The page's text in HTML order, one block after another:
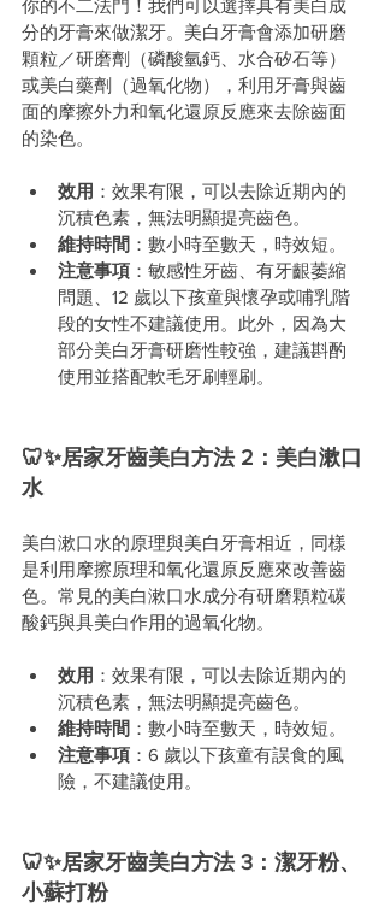
你的不二法門！我們可以選擇具有美白成
分的牙膏來做潔牙。美白牙膏會添加研磨
顆粒／研磨劑（磷酸氫鈣、水合矽石等）
或美白藥劑（過氧化物），利用牙膏與齒
面的摩擦外力和氧化還原反應來去除齒面
的染色。
效用 ：效果有限，可以去除近期內的
沉積色素，無法明顯提亮齒色。
維持時間 ：數小時至數天，時效短。
注意事項 ：敏感性牙齒、有牙齦萎縮
問題、12 歲以下孩童與懷孕或哺乳階
段的女性不建議使用。此外，因為大
部分美白牙膏研磨性較強，建議斟酌
使用並搭配軟毛牙刷輕刷。
🦷✨居家牙齒美白方法 2：美白漱口
水
美白漱口水的原理與美白牙膏相近，同樣
是利用摩擦原理和氧化還原反應來改善齒
色。常見的美白漱口水成分有研磨顆粒碳
酸鈣與具美白作用的過氧化物。
效用 ：效果有限，可以去除近期內的
沉積色素，無法明顯提亮齒色。
維持時間 ：數小時至數天，時效短。
注意事項 ：6 歲以下孩童有誤食的風
險，不建議使用。
🦷✨居家牙齒美白方法 3：潔牙粉、
小蘇打粉